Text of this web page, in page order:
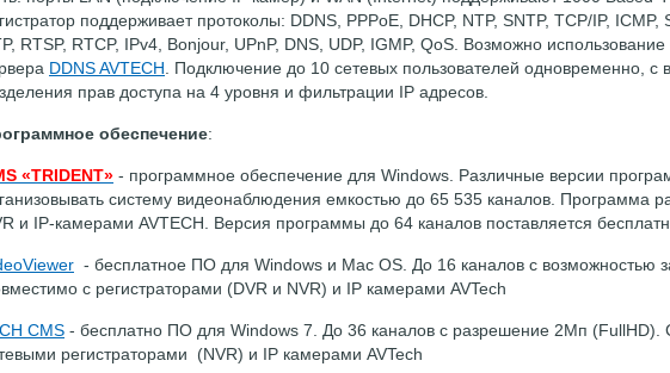
поддерживает протоколы: DDNS, PPPoE, DHCP, NTP, SNTP, TCP/IP, ICMP,
RTSP, RTCP, IPv4, Bonjour, UPnP, DNS, UDP, IGMP, QoS. Возможно использование
DDNS AVTECH . Подключение до 10 сетевых пользователей одновременно, с
прав доступа на 4 уровня и фильтрации IP адресов.
обеспечение:
«TRIDENT» - программное обеспечение для Windows. Различные версии
систему видеонаблюдения емкостью до 65 535 каналов. Программа
и IP-камерами AVTECH. Версия программы до 64 каналов поставляется
- бесплатное ПО для Windows и Mac OS. До 16 каналов с возможностью
с регистраторами (DVR и NVR) и IP камерами AVTech
CMS - бесплатно ПО для Windows 7. До 36 каналов с разрешение 2Мп (FullHD).
регистраторами (NVR) и IP камерами AVTech